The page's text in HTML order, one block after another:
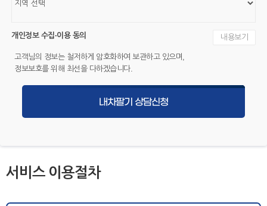
개인정보 수집·이용 동의 내용보기
고객님의 정보는 철저하게 암호화하여 보관하고 있으며,
정보보호를 위해 최선을 다하겠습니다.
내차팔기 상담신청
서비스 이용절차